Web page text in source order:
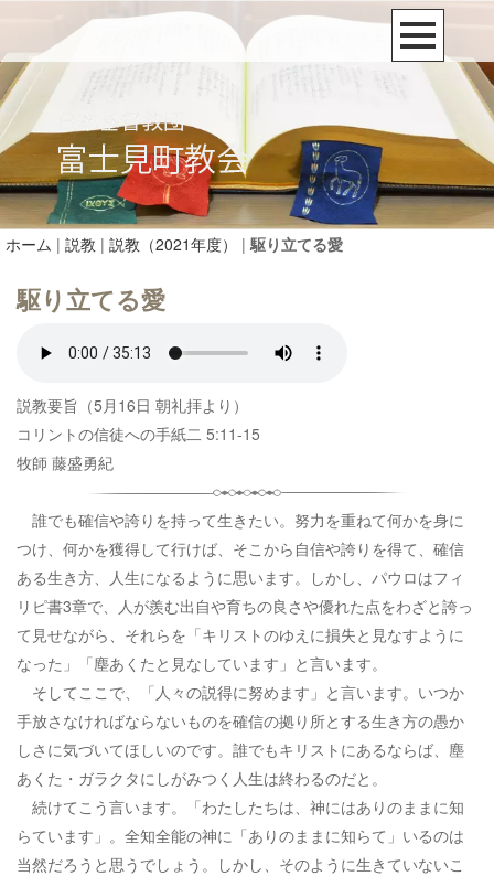
ホーム | 説教 | 説教（2021年度） | 駆り立てる愛
駆り立てる愛
説教要旨（5月16日 朝礼拝より）
コリントの信徒への手紙二 5:11-15
牧師 藤盛勇紀
誰でも確信や誇りを持って生きたい。努力を重ねて何かを身に
つけ、何かを獲得して行けば、そこから自信や誇りを得て、確信
ある生き方、人生になるように思います。しかし、パウロはフィ
リピ書3章で、人が羨む出自や育ちの良さや優れた点をわざと誇っ
て見せながら、それらを「キリストのゆえに損失と見なすように
なった」「塵あくたと見なしています」と言います。
そしてここで、「人々の説得に努めます」と言います。いつか
手放さなければならないものを確信の拠り所とする生き方の愚か
しさに気づいてほしいのです。誰でもキリストにあるならば、塵
あくた・ガラクタにしがみつく人生は終わるのだと。
続けてこう言います。「わたしたちは、神にはありのままに知
らています」。全知全能の神に「ありのままに知らて」いるのは
当然だろうと思うでしょう。しかし、そのように生きていないこ